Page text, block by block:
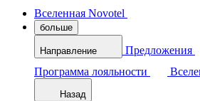
Вселенная Novotel
больше
Направление Предложения
Программа лояльности
Назад